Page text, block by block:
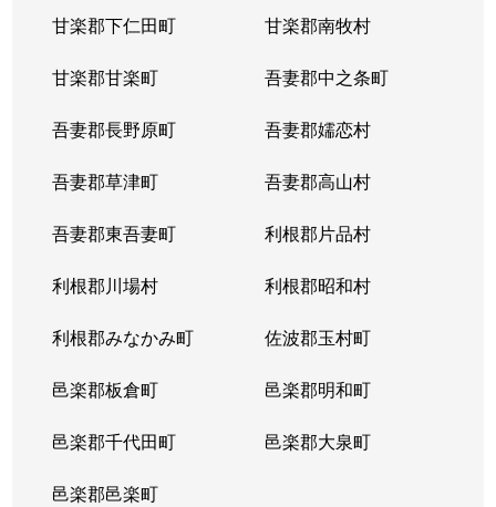
甘楽郡下仁田町 甘楽郡南牧村
甘楽郡甘楽町 吾妻郡中之条町
吾妻郡長野原町 吾妻郡嬬恋村
吾妻郡草津町 吾妻郡高山村
吾妻郡東吾妻町 利根郡片品村
利根郡川場村 利根郡昭和村
利根郡みなかみ町 佐波郡玉村町
邑楽郡板倉町 邑楽郡明和町
邑楽郡千代田町 邑楽郡大泉町
邑楽郡邑楽町